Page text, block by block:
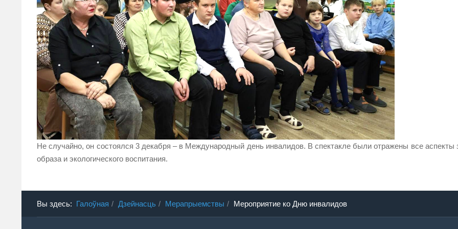
Не случайно, он состоялся 3 декабря – в Международный день инвалидов. В спектакле были отражены все аспекты
образа и экологического воспитания.
Вы здесь: Галоўная Дзейнасць Мерапрыемствы Мероприятие ко Дню инвалидов